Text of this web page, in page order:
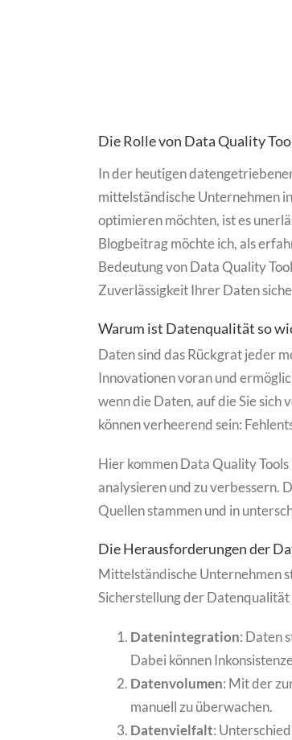
Die Rolle von Data Quality
In der heutigen
mittelständische Unternehmen
optimieren möchten, ist es
Blogbeitrag möchte ich, als
Bedeutung von Data Quality
Zuverlässigkeit Ihrer Daten
Warum ist Datenqualität so
Daten sind das Rückgrat jeder
Innovationen voran und
wenn die Daten, auf die Sie sich
können verheerend sein:
Hier kommen Data Quality
analysieren und zu verbessern.
Quellen stammen und in
Die Herausforderungen der
Mittelständische Unternehmen
Sicherstellung der Datenqualität
Datenintegration: Daten
Dabei können
Datenvolumen: Mit der
manuell zu überwachen.
Datenvielfalt: